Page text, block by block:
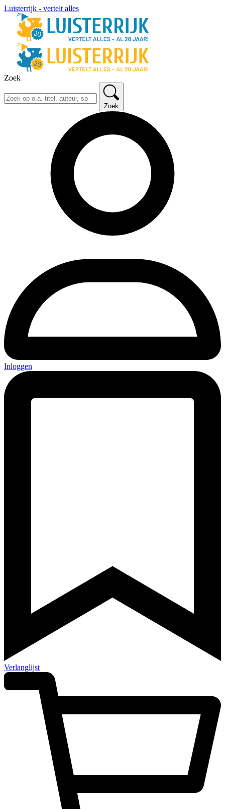
Luisterrijk - vertelt alles
Zoek
Zoek
Inloggen
Verlanglijst